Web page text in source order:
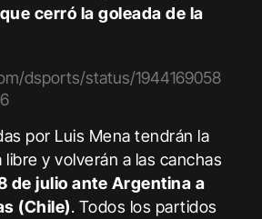
cerró la goleada de la
dsports/status/1944169058
por Luis Mena tendrán la
y volverán a las canchas
de julio ante Argentina a
(Chile). Todos los partidos